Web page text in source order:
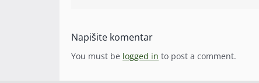
Napišite komentar
You must be logged in to post a comment.